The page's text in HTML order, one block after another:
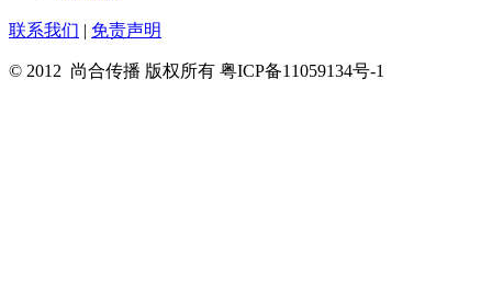
联系我们 | 免责声明
© 2012 尚合传播 版权所有 粤ICP备11059134号-1